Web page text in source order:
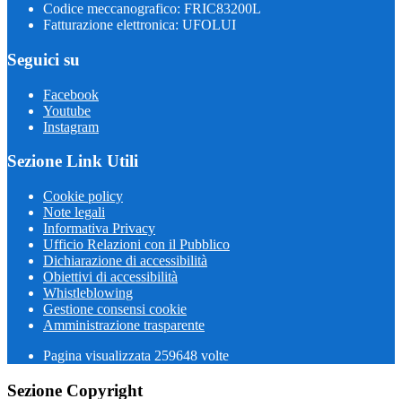
Codice meccanografico: FRIC83200L
Fatturazione elettronica: UFOLUI
Seguici su
Facebook
Youtube
Instagram
Sezione Link Utili
Cookie policy
Note legali
Informativa Privacy
Ufficio Relazioni con il Pubblico
Dichiarazione di accessibilità
Obiettivi di accessibilità
Whistleblowing
Gestione consensi cookie
Amministrazione trasparente
Pagina visualizzata 259648 volte
Sezione Copyright